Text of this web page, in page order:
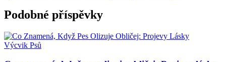
Podobné příspěvky
Výcvik Psů